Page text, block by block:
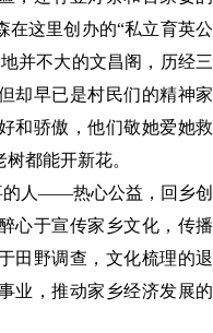
在这里创办的“私立育英公
并不大的文昌阁，历经三
却早已是村民们的精神家
和骄傲，他们敬她爱她救
都能开新花。
人 ——热心公益，回乡创
心于宣传家乡文化，传播
田野调查，文化梳理的退
业，推动家乡经济发展的